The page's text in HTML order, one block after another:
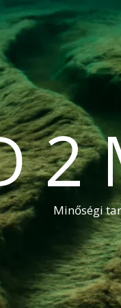
2
Minőségi